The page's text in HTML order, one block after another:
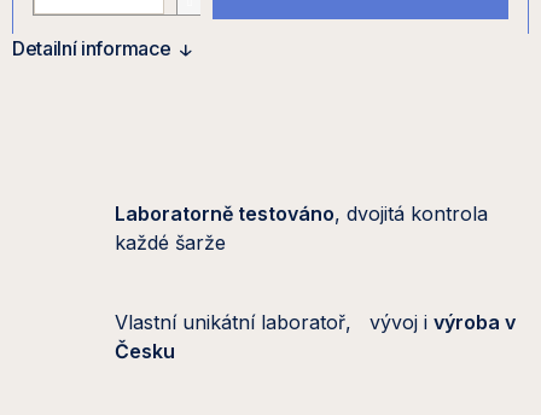
Detailní informace
Laboratorně testováno, dvojitá kontrola
každé šarže
Vlastní unikátní laboratoř, vývoj i výroba v
Česku